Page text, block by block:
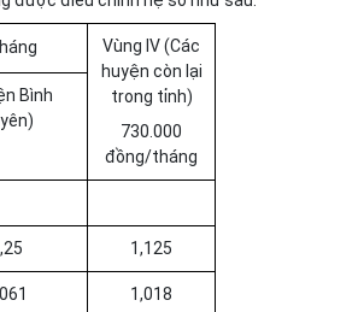
Vùng IV (Các
huyện còn lại
trong tỉnh)
730.000
đồng/tháng
Bình
1,125
1,018